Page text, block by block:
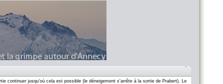
continuer jusqu'où cela est possible (le déneigement s'arrête à la sortie de Prabert). Le